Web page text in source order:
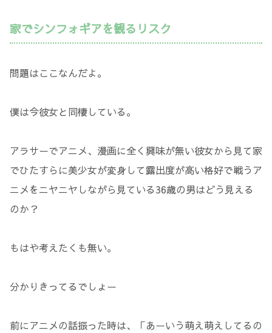
家でシンフォギアを観るリスク
問題はここなんだよ。
僕は今彼女と同棲している。
アラサーでアニメ、漫画に全く興味が無い彼女から見て家
でひたすらに美少女が変身して露出度が高い格好で戦うア
ニメをニヤニヤしながら見ている36歳の男はどう見える
のか？
もはや考えたくも無い。
分かりきってるでしょー
前にアニメの話振った時は、「あーいう萌え萌えしてるの